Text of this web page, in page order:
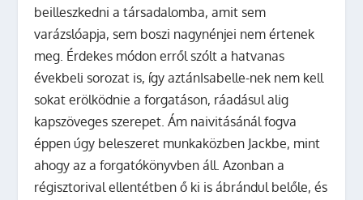
beilleszkedni a társadalomba, amit sem
varázslóapja, sem boszi nagynénjei nem értenek
meg. Érdekes módon erről szólt a hatvanas
évekbeli sorozat is, így aztánIsabelle-nek nem kell
sokat erölködnie a forgatáson, ráadásul alig
kapszöveges szerepet. Ám naivitásánál fogva
éppen úgy beleszeret munkaközben Jackbe, mint
ahogy az a forgatókönyvben áll. Azonban a
régisztorival ellentétben ő ki is ábrándul belőle, és